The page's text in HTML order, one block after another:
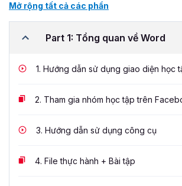
Mở rộng tất cả các phần
Part 1: Tổng quan về Word
1. Hướng dẫn sử dụng giao diện học
2. Tham gia nhóm học tập trên
3. Hướng dẫn sử dụng công cụ
4. File thực hành + Bài tập